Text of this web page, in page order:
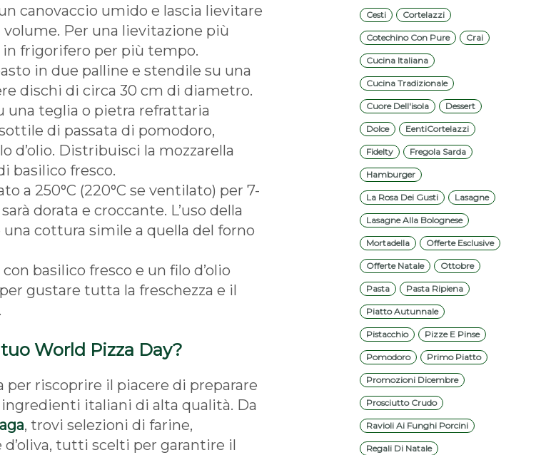
canovaccio umido e lascia lievitare
volume. Per una lievitazione più
in frigorifero per più tempo.
in due palline e stendile su una
dischi di circa 30 cm di diametro.
una teglia o pietra refrattaria
di passata di pomodoro,
d’olio. Distribuisci la mozzarella
basilico fresco.
a 250°C (220°C se ventilato) per 7-
dorata e croccante. L’uso della
cottura simile a quella del forno
basilico fresco e un filo d’olio
gustare tutta la freschezza e il
World Pizza Day?
per riscoprire il piacere di preparare
italiani di alta qualità. Da
, trovi selezioni di farine,
tutti scelti per garantire il
Cesti Cortelazzi
Cotechino Con Pure Crai
Cucina Italiana
Cucina Tradizionale
Cuore Dell'isola Dessert
Dolce EentiCortelazzi
Fidelty Fregola Sarda
Hamburger
La Rosa Dei Gusti Lasagne
Lasagne Alla Bolognese
Mortadella Offerte Esclusive
Offerte Natale Ottobre
Pasta Pasta Ripiena
Piatto Autunnale
Pistacchio Pizze E Pinse
Pomodoro Primo Piatto
Promozioni Dicembre
Prosciutto Crudo
Ravioli Ai Funghi Porcini
Regali Di Natale